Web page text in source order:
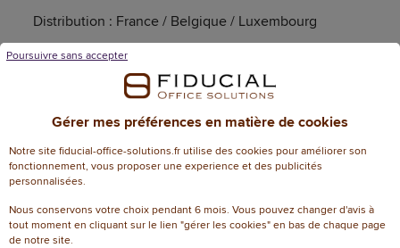
Distribution : France / Belgique / Luxembourg
Article garanti 1 an(s)
Caractéristiques techniques
Informations génériques
Gérer mes préférences en matière de cookies
Notre site fiducial-office-solutions.fr utilise des cookies pour améliorer son
fonctionnement, vous proposer une experience et des publicités
personnalisées.
Nous conservons votre choix pendant 6 mois. Vous pouvez changer d'avis à
tout moment en cliquant sur le lien "gérer les cookies" en bas de chaque page
de notre site.
Poursuivre sans accepter